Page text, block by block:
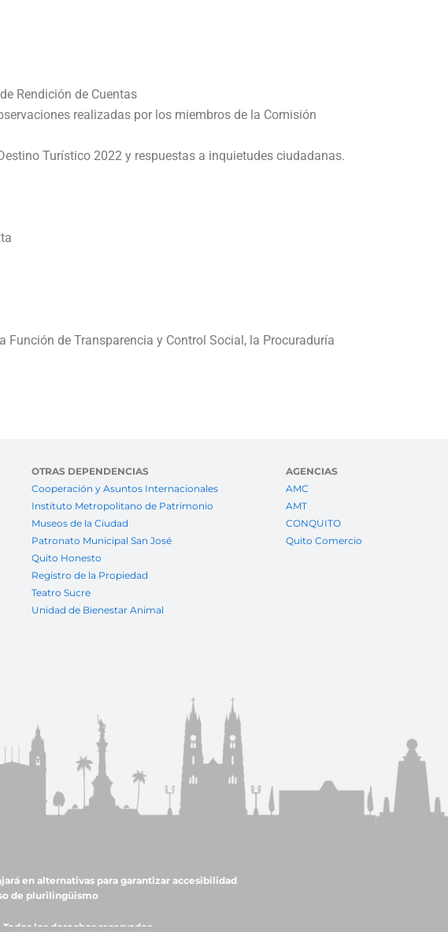
Rendición de Cuentas
realizadas por los miembros de la Comisión
Turístico 2022 y respuestas a inquietudes ciudadanas.
de Transparencia y Control Social, la Procuraduría
OTRAS DEPENDENCIAS
Cooperación y Asuntos Internacionales
Instituto Metropolitano de Patrimonio
Museos de la Ciudad
Patronato Municipal San José
Quito Honesto
Registro de la Propiedad
Teatro Sucre
Unidad de Bienestar Animal
AGENCIAS
AMC
AMT
CONQUITO
Quito Comercio
en alternativas para garantizar accesibilidad
de plurilingüismo
los derechos reservados